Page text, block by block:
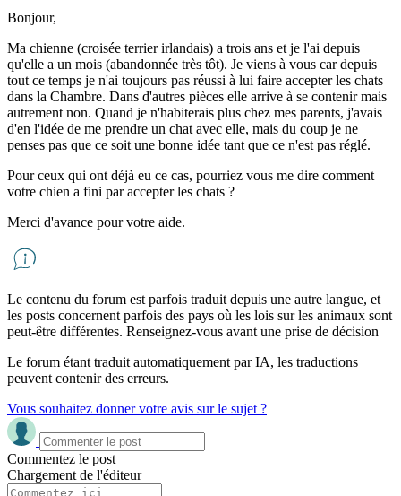
Bonjour,
Ma chienne (croisée terrier irlandais) a trois ans et je l'ai depuis
qu'elle a un mois (abandonnée très tôt). Je viens à vous car depuis
tout ce temps je n'ai toujours pas réussi à lui faire accepter les chats
dans la Chambre. Dans d'autres pièces elle arrive à se contenir mais
autrement non. Quand je n'habiterais plus chez mes parents, j'avais
d'en l'idée de me prendre un chat avec elle, mais du coup je ne
penses pas que ce soit une bonne idée tant que ce n'est pas réglé.
Pour ceux qui ont déjà eu ce cas, pourriez vous me dire comment
votre chien a fini par accepter les chats ?
Merci d'avance pour votre aide.
Le contenu du forum est parfois traduit depuis une autre langue, et
les posts concernent parfois des pays où les lois sur les animaux sont
peut-être différentes. Renseignez-vous avant une prise de décision
Le forum étant traduit automatiquement par IA, les traductions
peuvent contenir des erreurs.
Vous souhaitez donner votre avis sur le sujet ?
Commentez le post
Chargement de l'éditeur